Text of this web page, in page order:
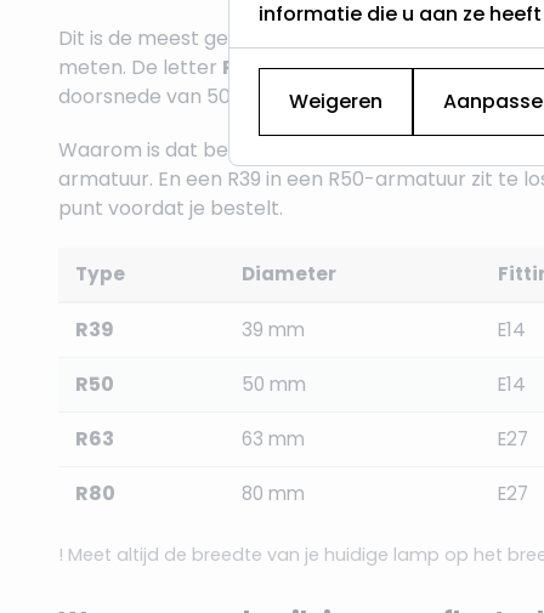
Dit is de meest gemaakte fout bij het vervangen
meten. De letter R in de aanduiding staat voor
doorsnede van 50 mm, een R63 van 63 mm,
Waarom is dat belangrijk? Omdat een armatuur
armatuur. En een R39 in een R50-armatuur zit te
punt voordat je bestelt.
Type Diameter
R39 39 mm E14
R50 50 mm E14
R63 63 mm E27
R80 80 mm E27
! Meet altijd de breedte van je huidige lamp op het
informatie die u aan ze
Weigeren